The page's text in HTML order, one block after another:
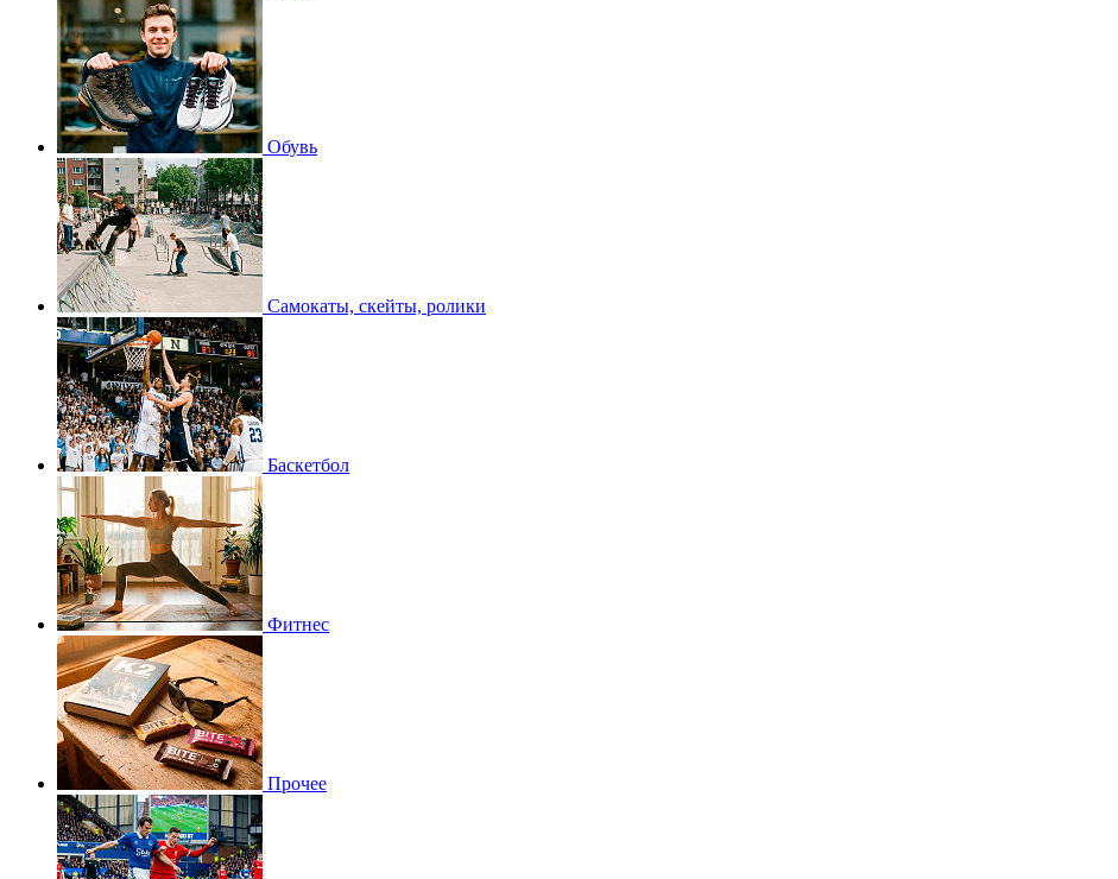
Обувь
Самокаты, скейты, ролики
Баскетбол
Фитнес
Прочее